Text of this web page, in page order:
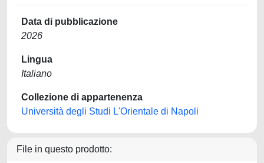
Data di pubblicazione
2026
Lingua
Italiano
Collezione di appartenenza
Università degli Studi L'Orientale di Napoli
File in questo prodotto: